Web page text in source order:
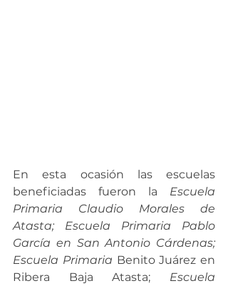
En esta ocasión las escuelas
beneficiadas fueron la Escuela
Primaria Claudio Morales de
Atasta; Escuela Primaria Pablo
García en San Antonio Cárdenas;
Escuela Primaria Benito Juárez en
Ribera Baja Atasta; Escuela